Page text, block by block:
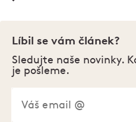
Líbil se vám článek?
Sledujte naše novinky.
je pošleme.